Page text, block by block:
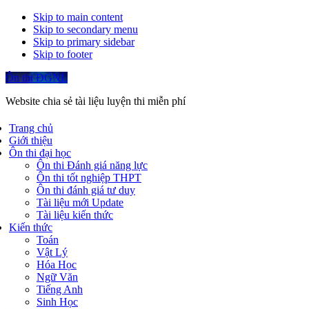
Skip to main content
Skip to secondary menu
Skip to primary sidebar
Skip to footer
Ôn thi ĐGNL
Website chia sẻ tài liệu luyện thi miễn phí
Trang chủ
Giới thiệu
Ôn thi đại học
Ôn thi Đánh giá năng lực
Ôn thi tốt nghiệp THPT
Ôn thi đánh giá tư duy
Tài liệu mới Update
Tài liệu kiến thức
Kiến thức
Toán
Vật Lý
Hóa Học
Ngữ Văn
Tiếng Anh
Sinh Học